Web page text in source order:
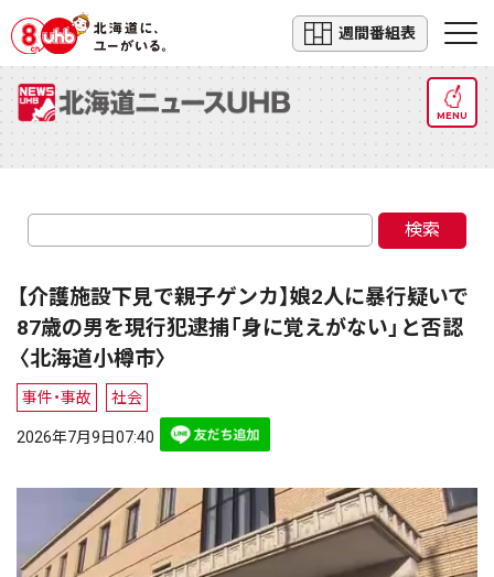
週間番組表
MENU
検索
【介護施設下見で親子ゲンカ】娘2人に暴行疑いで
87歳の男を現行犯逮捕「身に覚えがない」と否認
〈北海道小樽市〉
事件・事故 社会
2026年7月9日07:40